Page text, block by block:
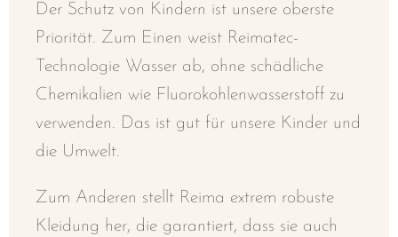
Der Schutz von Kindern ist unsere oberste
Priorität. Zum Einen weist Reimatec-
Technologie Wasser ab, ohne schädliche
Chemikalien wie Fluorokohlenwasserstoff zu
verwenden. Das ist gut für unsere Kinder und
die Umwelt.
Zum Anderen stellt Reima extrem robuste
Kleidung her, die garantiert, dass sie auch